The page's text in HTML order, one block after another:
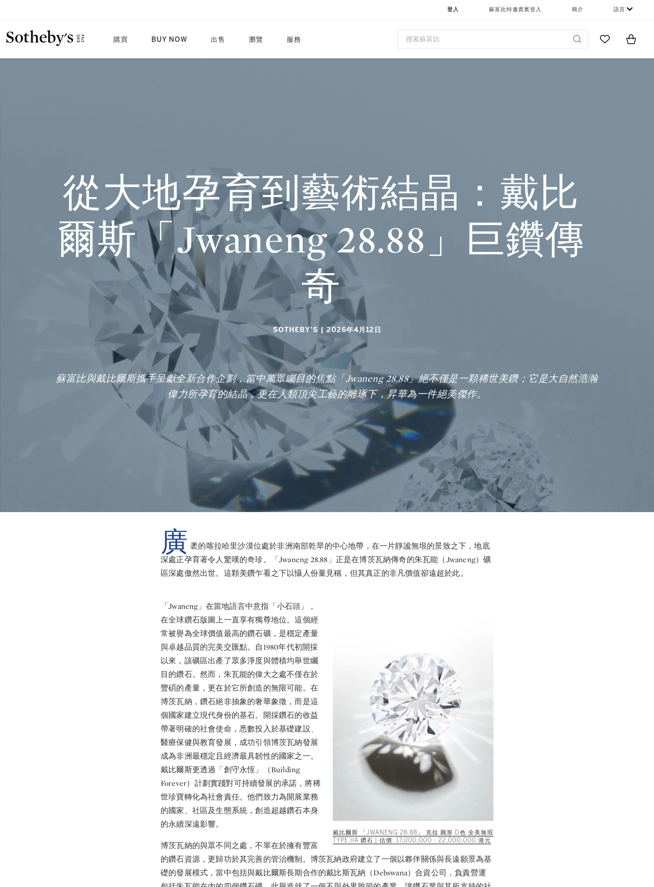
購買 BUY NOW 出售 瀏覽 服務
登入 蘇富比特邀貴賓登入 簡介 語言
Go to MyItems
SHARE
從大地孕育到藝術結晶：戴比
爾斯「Jwaneng 28.88」巨鑽傳
奇
SOTHEBY'S | 2026年4月12日
蘇富比與戴比爾斯攜手呈獻全新合作企劃，當中萬眾矚目的焦點「Jwaneng 28.88」絕不僅是一顆稀世美鑽；它是大自然浩瀚
偉力所孕育的結晶，更在人類頂尖工藝的雕琢下，昇華為一件絕美傑作。
廣 袤的喀拉哈里沙漠位處於非洲南部乾旱的中心地帶，在一片靜謐無垠的景致之下，地底
深處正孕育著令人驚嘆的奇珍。「Jwaneng 28.88」正是在博茨瓦納傳奇的朱瓦能（Jwaneng）礦
區深處傲然出世。這顆美鑽乍看之下以懾人份量見稱，但其真正的非凡價值卻遠超於此。
戴比爾斯 「JWANENG 28.88」 克拉 圓形 D色 全美無瑕
TYPE IIA 鑽石 | 估價: 17,000,000 - 22,000,000 港元
「Jwaneng」在當地語言中意指「小石頭」，
在全球鑽石版圖上一直享有獨尊地位。這個經
常被譽為全球價值最高的鑽石礦，是穩定產量
與卓越品質的完美交匯點。自1980年代初開採
以來，該礦區出產了眾多淨度與體積均舉世矚
目的鑽石。然而，朱瓦能的偉大之處不僅在於
豐碩的產量，更在於它所創造的無限可能。在
博茨瓦納，鑽石絕非抽象的奢華象徵，而是這
個國家建立現代身份的基石。開採鑽石的收益
帶著明確的社會使命，悉數投入於基礎建設、
醫療保健與教育發展，成功引領博茨瓦納發展
成為非洲最穩定且經濟最具韌性的國家之一。
戴比爾斯更透過「創守永恆」（Building
Forever）計劃實踐對可持續發展的承諾，將稀
世珍寶轉化為社會責任。他們致力為開展業務
的國家、社區及生態系統，創造超越鑽石本身
的永續深遠影響。
博茨瓦納的與眾不同之處，不單在於擁有豐富
的鑽石資源，更歸功於其完善的管治機制。博茨瓦納政府建立了一個以夥伴關係與長遠願景為基
礎的發展模式，當中包括與戴比爾斯長期合作的戴比斯瓦納（Debswana）合資公司，負責營運